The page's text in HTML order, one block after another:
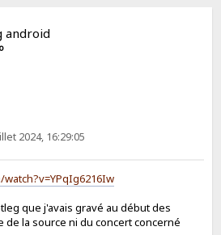
android
2024, 16:29:05
que j'avais gravé au début des
de la source ni du concert concerné